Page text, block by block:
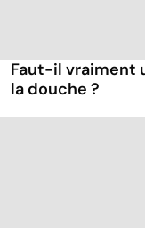
Faut-il vraiment
la douche ?